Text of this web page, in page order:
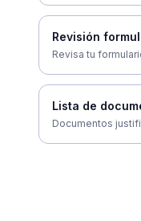
Revisión
Revisa tu
Lista de
Documentos